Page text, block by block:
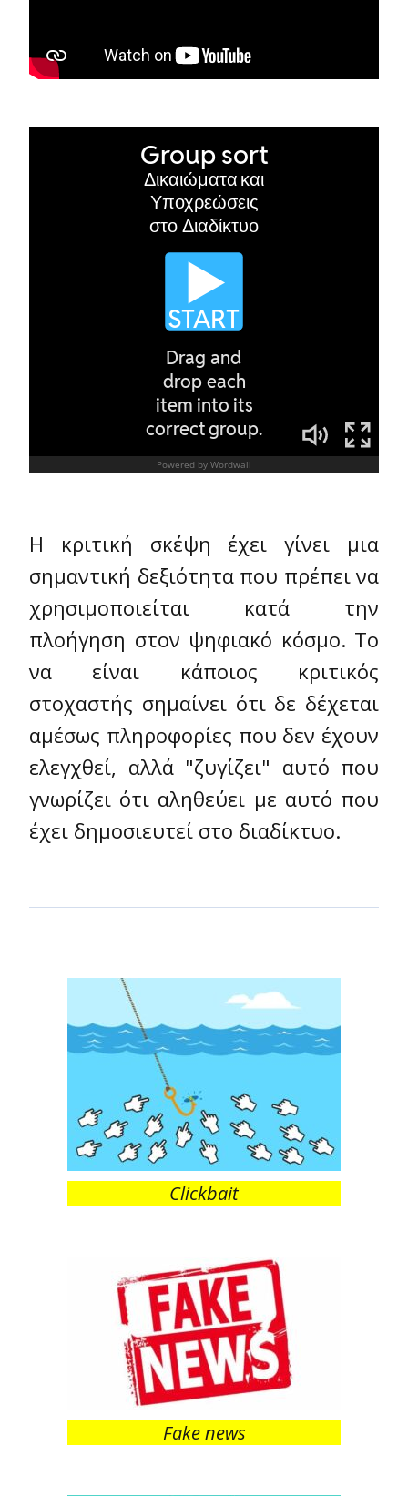
Η κριτική σκέψη έχει γίνει μια
σημαντική δεξιότητα που πρέπει να
χρησιμοποιείται κατά την
πλοήγηση στον ψηφιακό κόσμο. Το
να είναι κάποιος κριτικός
στοχαστής σημαίνει ότι δε δέχεται
αμέσως πληροφορίες που δεν έχουν
ελεγχθεί, αλλά "ζυγίζει" αυτό που
γνωρίζει ότι αληθεύει με αυτό που
έχει δημοσιευτεί στο διαδίκτυο.
Clickbait
Fake news